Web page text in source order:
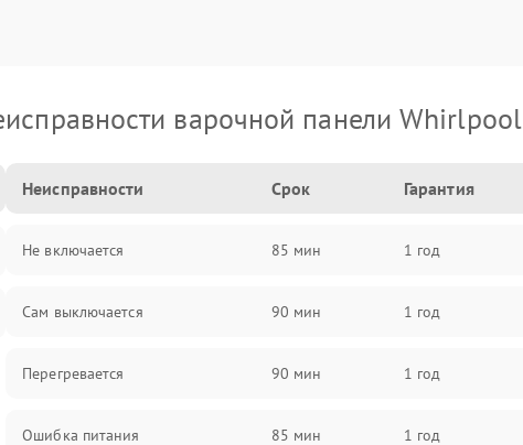
варочной панели Whirlpool
Неисправности Срок Гарантия
Не включается 85 мин 1 год
Сам выключается 90 мин 1 год
Перегревается 90 мин 1 год
Ошибка питания 85 мин 1 год